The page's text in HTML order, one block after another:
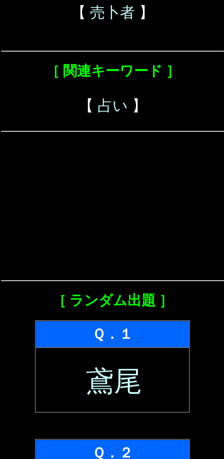
【 売卜者 】
［ 関連キーワード ］
【 占い 】
［ ランダム出題 ］
Ｑ．１
鳶尾
Ｑ．２